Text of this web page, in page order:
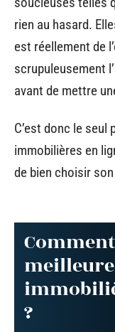
rien au hasard.
est réellement de
scrupuleusement
avant de mettre
C’est donc le seul
immobilières en
de bien choisir
?